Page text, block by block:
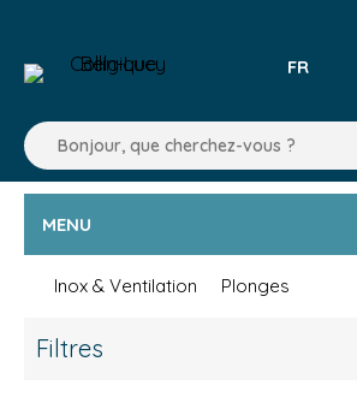
FR
MENU
Inox & Ventilation Plonges
Filtres